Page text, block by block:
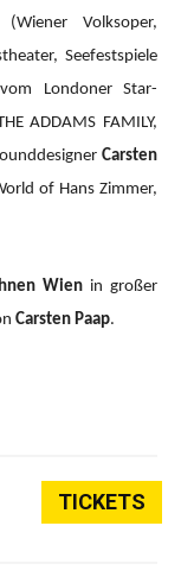
Volksoper,
Seefestspiele
Londoner Star-
ADDAMS FAMILY,
Carsten
of Hans Zimmer,
Wien in großer
Carsten Paap.
TICKETS